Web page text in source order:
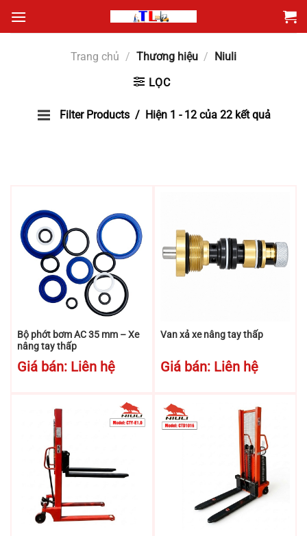
qua
Trang chủ / Thương hiệu / Niuli
LỌC
Filter Products Hiện 1 - 12 của 22 kết quả
Bộ phớt bơm AC 35 mm – Xe
nâng tay thấp
Giá bán: Liên hệ
Van xả xe nâng tay thấp
Giá bán: Liên hệ